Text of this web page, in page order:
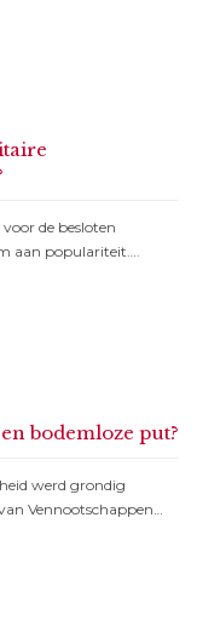
de besloten
aan populariteit….
bodemloze put?
werd grondig
Vennootschappen…